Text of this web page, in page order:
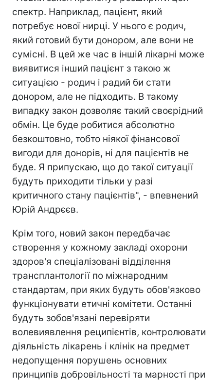
спектр. Наприклад, пацієнт, який
потребує нової нирці. У нього є родич,
який готовий бути донором, але вони не
сумісні. В цей же час в іншій лікарні може
виявитися інший пацієнт з такою ж
ситуацією - родич і радий би стати
донором, але не підходить. В такому
випадку закон дозволяє такий своєрідний
обмін. Це буде робитися абсолютно
безкоштовно, тобто ніякої фінансової
вигоди для донорів, ні для пацієнтів не
буде. Я припускаю, що до такої ситуації
будуть приходити тільки у разі
критичного стану пацієнтів", - впевнений
Юрій Андрєєв.
Крім того, новий закон передбачає
створення у кожному закладі охорони
здоров'я спеціалізовані відділення
трансплантології по міжнародним
стандартам, при яких будуть обов'язково
функціонувати етичні комітети. Останні
будуть зобов'язані перевіряти
волевиявлення реципієнтів, контролювати
діяльність лікарень і клінік на предмет
недопущення порушень основних
принципів добровільності та марності при